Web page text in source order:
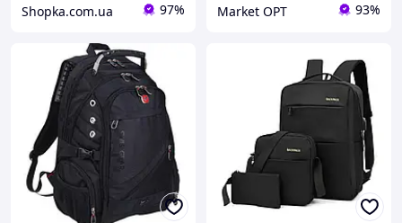
Shopka.com.ua 97% Market OPT 93%